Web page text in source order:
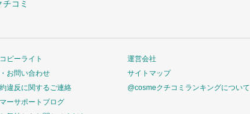
コミ
ピーライト
お問い合わせ
違反に関するご連絡
ーサポートブログ
運営会社
サイトマップ
@cosmeクチコミランキングについて